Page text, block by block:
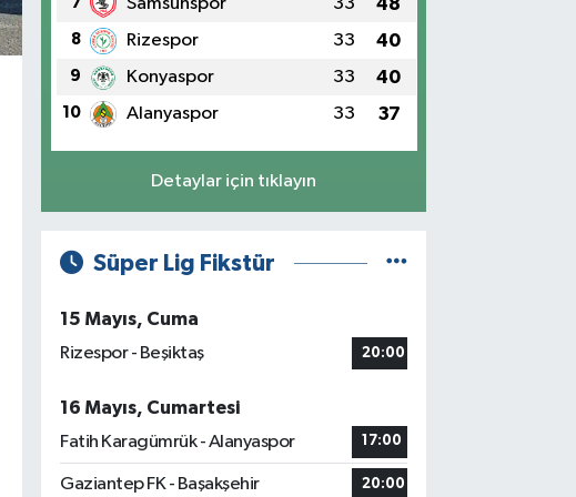
Samsunspor 33 48
8 Rizespor 33 40
9 Konyaspor 33 40
10 Alanyaspor 33 37
Detaylar için tıklayın
Süper Lig Fikstür
15 Mayıs, Cuma
Rizespor - Beşiktaş
20:00
16 Mayıs, Cumartesi
Fatih Karagümrük - Alanyaspor
17:00
Gaziantep FK - Başakşehir 20:00